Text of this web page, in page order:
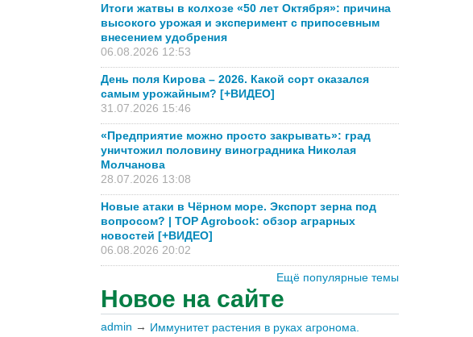
Итоги жатвы в колхозе «50 лет Октября»: причина
высокого урожая и эксперимент с припосевным
внесением удобрения
06.08.2026 12:53
День поля Кирова – 2026. Какой сорт оказался
самым урожайным? [+ВИДЕО]
31.07.2026 15:46
«Предприятие можно просто закрывать»: град
уничтожил половину виноградника Николая
Молчанова
28.07.2026 13:08
Новые атаки в Чёрном море. Экспорт зерна под
вопросом? | TOP Agrobook: обзор аграрных
новостей [+ВИДЕО]
06.08.2026 20:02
Ещё популярные темы
Новое на сайте
admin → Иммунитет растения в руках агронома.